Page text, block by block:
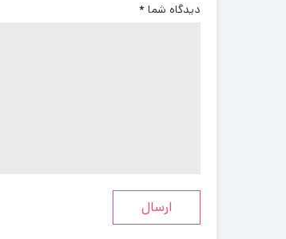
دیدگاه شما *